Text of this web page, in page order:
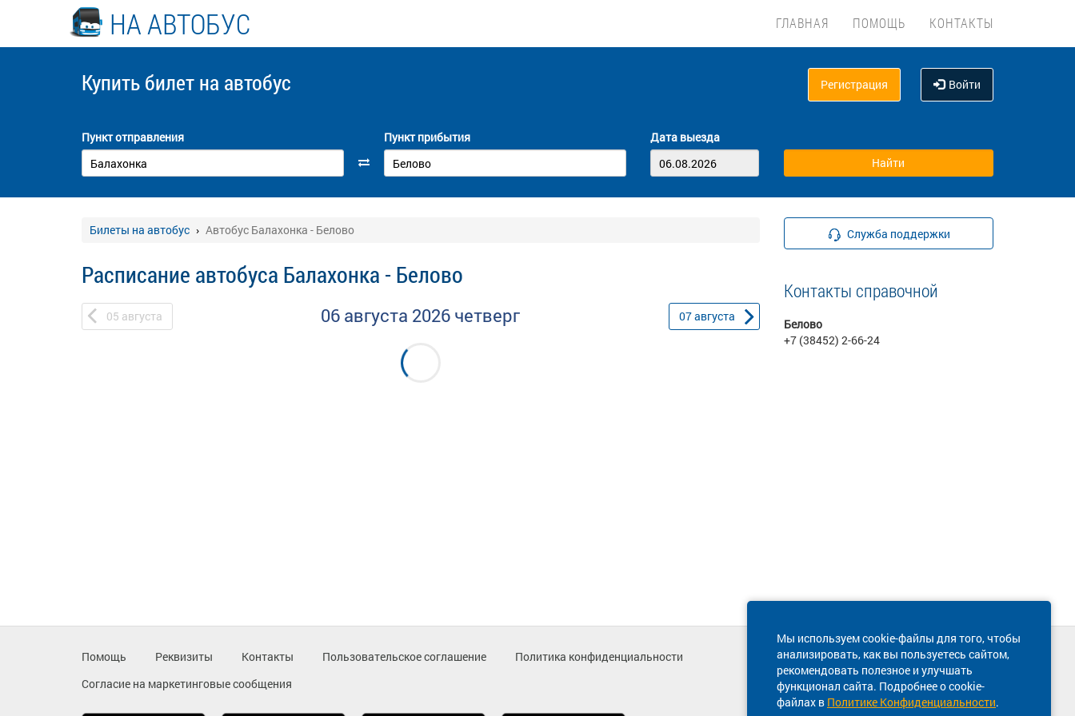
НА АВТОБУС ГЛАВНАЯ ПОМОЩЬ КОНТАКТЫ
Купить билет на автобус Регистрация Войти
Пункт отправления Пункт прибытия Дата выезда
Билеты на автобус Автобус Балахонка - Белово
Расписание автобуса Балахонка - Белово
05 августа 06 августа 2026 четверг 07августа
Служба поддержки
Контакты справочной
Белово
+7 (38452) 2-66-24
Мы используем cookie-файлы для того, чтобы
анализировать, как вы пользуетесь сайтом,
рекомендовать полезное и улучшать
функционал сайта. Подробнее о cookie-
файлах в Политике Конфиденциальности.
Помощь Реквизиты Контакты Пользовательское соглашение
Политика конфиденциальности
Согласие на маркетинговые сообщения
Техническая поддержка сайта
8 800 600-03-38